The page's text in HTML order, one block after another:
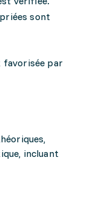
sont
favorisée par
incluant